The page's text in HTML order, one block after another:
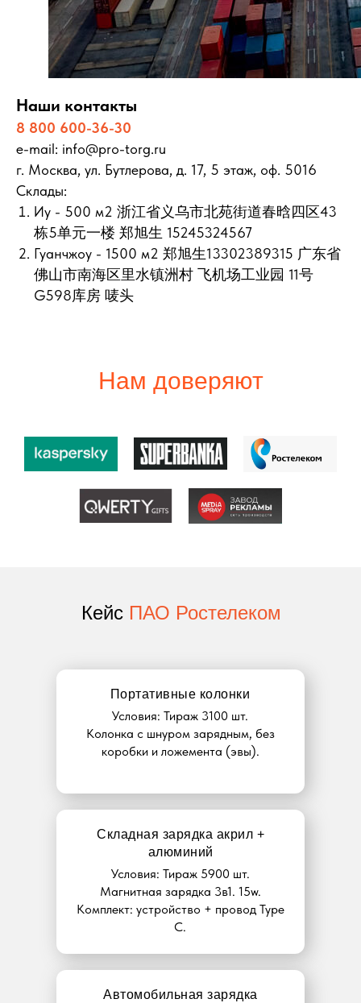
Наши контакты
8 800 600-36-30
e-mail: info@pro-torg.ru
г. Москва, ул. Бутлерова, д. 17, 5 этаж, оф. 5016
Склады:
Иу - 500 м2 浙江省义乌市北苑街道春晗四区43
栋5单元一楼 郑旭生 15245324567
Гуанчжоу - 1500 м2 郑旭生13302389315 广东省
佛山市南海区里水镇洲村 飞机场工业园 11号
G598库房 唛头
Нам доверяют
Кейс ПАО Ростелеком
Портативные колонки
Условия: Тираж 3100 шт.
Колонка с шнуром зарядным, без
коробки и ложемента (эвы).
Складная зарядка акрил +
алюминий
Условия: Тираж 5900 шт.
Магнитная зарядка 3в1. 15w.
Комплект: устройство + провод Type
C.
Автомобильная зарядка